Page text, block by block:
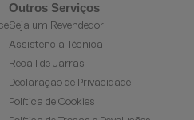
Outros Serviços
Seja um Revendedor
Assistencia Técnica
Recall de Jarras
Declaração de Privacidade
Política de Cookies